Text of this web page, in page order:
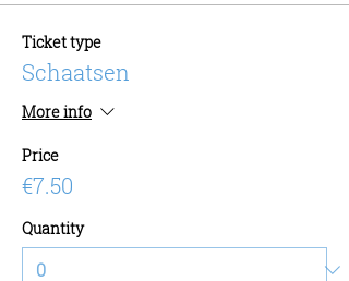
Ticket type
Schaatsen
More info
Price
€7.50
Quantity